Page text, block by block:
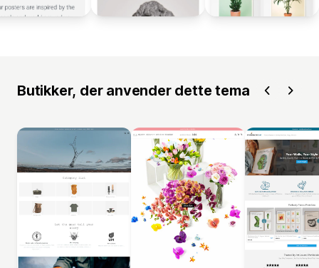
Butikker, der anvender dette tema